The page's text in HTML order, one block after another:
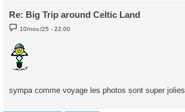
Re: Big Trip around Celtic Land
M
e
s
a
g
e
10/nov./25 - 22:00
sympa comme voyage les photos sont super jolies